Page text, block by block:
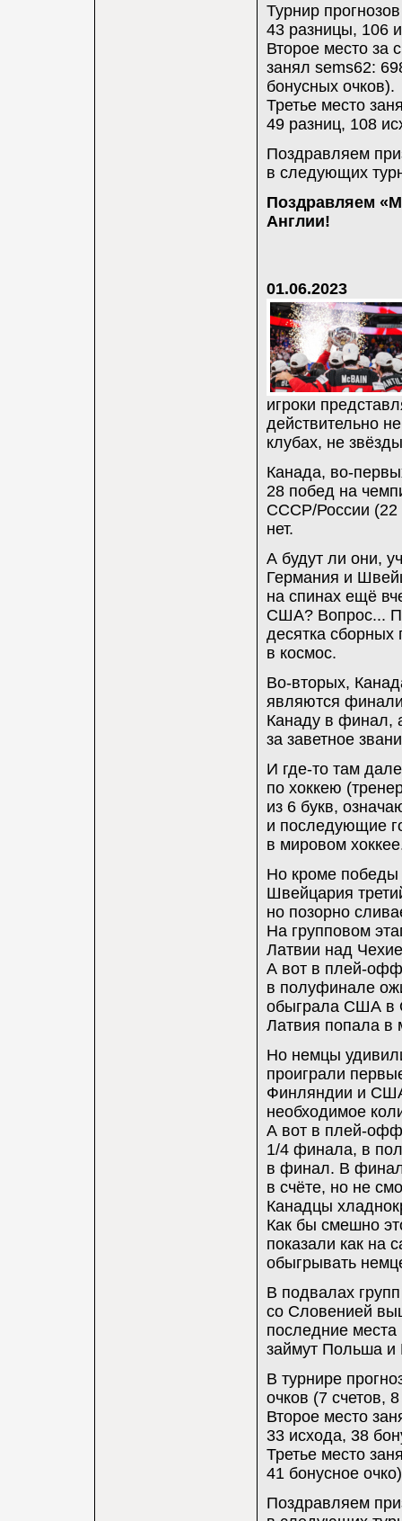
Турнир
43 разницы, 106
Второе место за
занял sems62:
бонусных очков).
Третье место
49 разниц, 108
Поздравляем
в следующих
Поздравляем
Англии!
01.06.2023
игроки
действительно
клубах, не
Канада, во-
28 побед на
СССР/России (22
нет.
А будут ли они,
Германия и
на спинах ещё
США? Вопрос...
десятка сборных
в космос.
Во-вторых,
являются
Канаду в финал,
за заветное
И где-то там
по хоккею
из 6 букв,
и последующие
в мировом
Но кроме
Швейцария
но позорно
На групповом
Латвии над
А вот в плей-
в полуфинале
обыграла США в
Латвия попала в
Но немцы
проиграли
Финляндии и
необходимое
А вот в плей-
1/4 финала, в
в финал. В
в счёте, но не
Канадцы
Как бы смешно
показали как на
обыгрывать
В подвалах
со Словенией
последние
займут Польша и
В турнире
очков (7 счетов,
Второе место
33 исхода, 38
Третье место
41 бонусное
Поздравляем